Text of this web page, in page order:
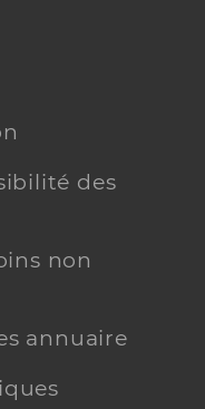
des
non
annuaire